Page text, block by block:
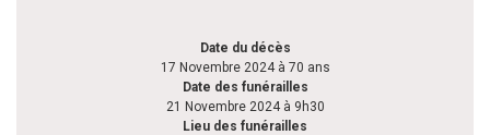
Date du décès
17 Novembre 2024 à 70 ans
Date des funérailles
21 Novembre 2024 à 9h30
Lieu des funérailles